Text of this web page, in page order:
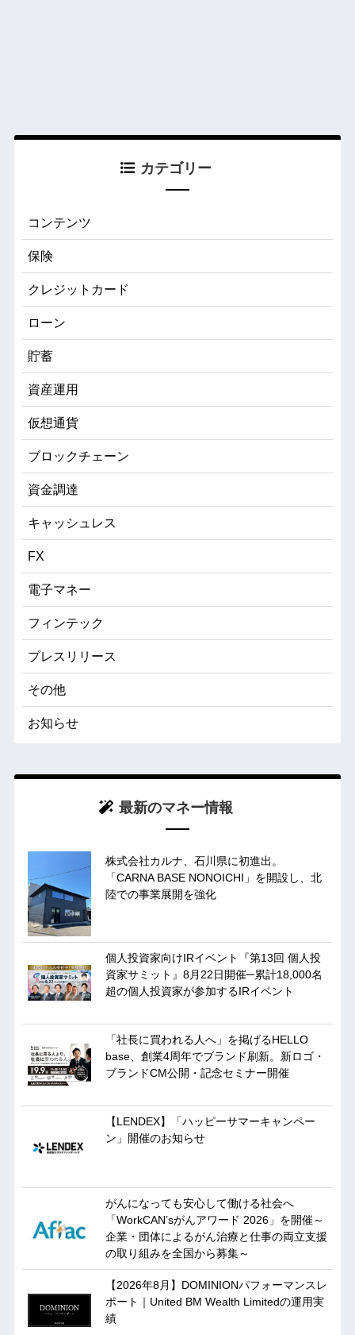
カテゴリー
コンテンツ
保険
クレジットカード
ローン
貯蓄
資産運用
仮想通貨
ブロックチェーン
資金調達
キャッシュレス
FX
電子マネー
フィンテック
プレスリリース
その他
お知らせ
最新のマネー情報
株式会社カルナ、石川県に初進出。
「CARNA BASE NONOICHI」を開設し、北
陸での事業展開を強化
個人投資家向けIRイベント『第13回 個人投
資家サミット』8月22日開催─累計18,000名
超の個人投資家が参加するIRイベント
「社長に買われる人へ」を掲げるHELLO
base、創業4周年でブランド刷新。新ロゴ・
ブランドCM公開・記念セミナー開催
【LENDEX】「ハッピーサマーキャンペー
ン」開催のお知らせ
がんになっても安心して働ける社会へ
「WorkCAN’sがんアワード 2026」を開催～
企業・団体によるがん治療と仕事の両立支援
の取り組みを全国から募集～
【2026年8月】DOMINIONパフォーマンスレ
ポート｜United BM Wealth Limitedの運用実
績